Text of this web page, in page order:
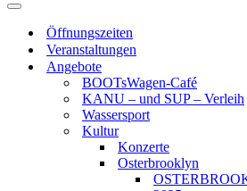
Navigationsmenü
Öffnungszeiten
Veranstaltungen
Angebote
BOOTsWagen-Café
KANU – und SUP – Verleih
Wassersport
Kultur
Konzerte
Osterbrooklyn